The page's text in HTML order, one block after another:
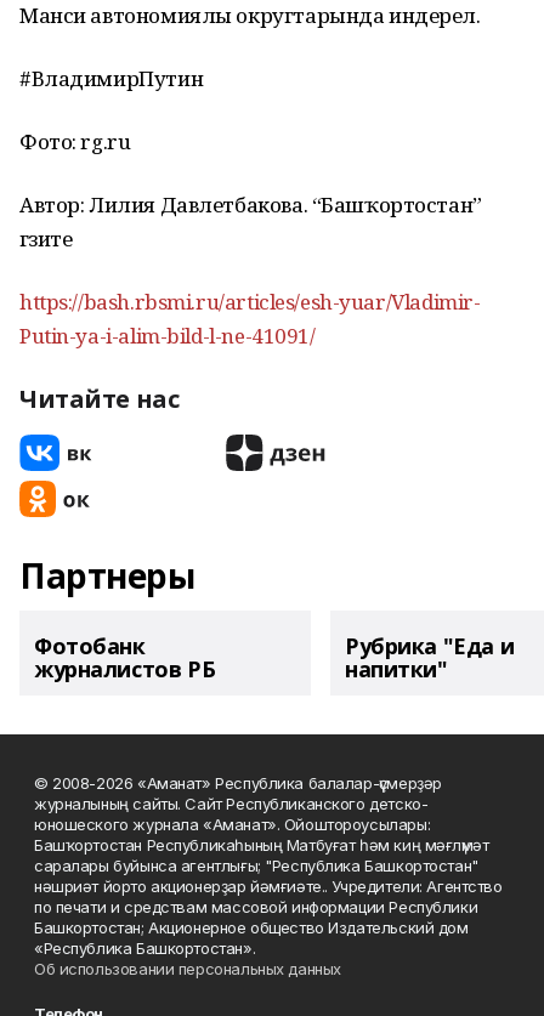
Манси автономиялы округтарында индерелә.
#ВладимирПутин
Фото: rg.ru
Автор: Лилия Давлетбакова. “Башҡортостан”
гәзите
https://bash.rbsmi.ru/articles/esh-yuar/Vladimir-
Putin-ya-i-alim-bild-l-ne-41091/
Читайте нас
Партнеры
Фотобанк
журналистов РБ
Рубрика "Еда и
напитки"
© 2008-2026 «Аманат» Республика балалар-үҫмерҙәр
журналының сайты. Сайт Республиканского детско-
юношеского журнала «Аманат». Ойоштороусылары:
Башҡортостан Республикаһының Матбуғат һәм киң мәғлүмәт
саралары буйынса агентлығы; "Республика Башкортостан"
нәшриәт йорто акционерҙар йәмғиәте.. Учредители: Агентство
по печати и средствам массовой информации Республики
Башкортостан; Акционерное общество Издательский дом
«Республика Башкортостан».
Об использовании персональных данных